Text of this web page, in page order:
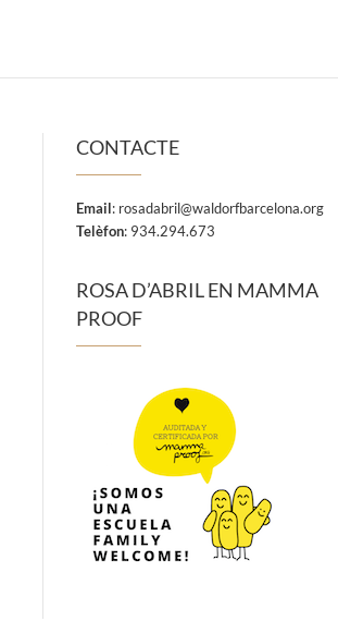
CONTACTE
Email: rosadabril@waldorfbarcelona.org
Telèfon: 934.294.673
ROSA D’ABRIL EN MAMMA
PROOF